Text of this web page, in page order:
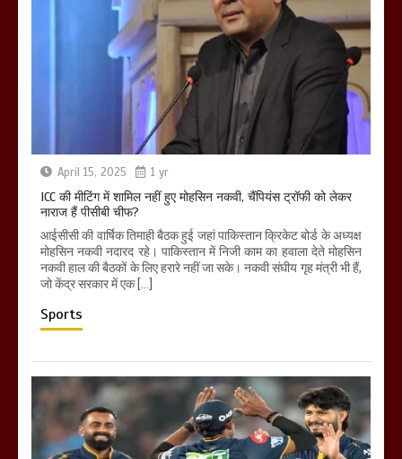
April 15, 2025 1 yr
ICC की मीटिंग में शामिल नहीं हुए मोहसिन नकवी, चैंपियंस ट्रॉफी को लेकर
नाराज हैं पीसीबी चीफ?
आईसीसी की वार्षिक तिमाही बैठक हुई जहां पाकिस्तान क्रिकेट बोर्ड के अध्यक्ष
मोहसिन नकवी नदारद रहे। पाकिस्तान में निजी काम का हवाला देते मोहसिन
नकवी हाल की बैठकों के लिए हरारे नहीं जा सके। नकवी संघीय गृह मंत्री भी हैं,
जो केंद्र सरकार में एक […]
Sports